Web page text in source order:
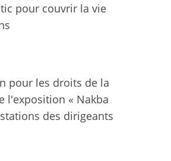
pour couvrir la vie
pour les droits de la
l'exposition « Nakba
des dirigeants